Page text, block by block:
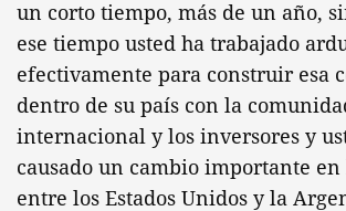
un corto tiempo, más de un año,
ese tiempo usted ha trabajado
efectivamente para construir esa
dentro de su país con la
internacional y los inversores y
causado un cambio importante
entre los Estados Unidos y la